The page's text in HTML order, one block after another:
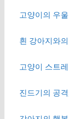
고양이의 우
흰 강아지와
고양이 스트
진드기의 공